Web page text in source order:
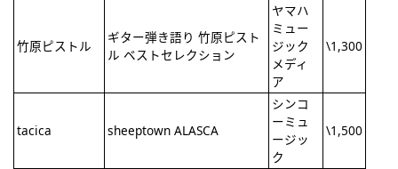
竹原ピストル
ギター弾き語り 竹原ピスト
ル ベストセレクション
ヤマハ
ミュー
ジック
メディ
ア
\1,300
tacica sheeptown ALASCA
シンコ
ーミュ
ージッ
ク
\1,500